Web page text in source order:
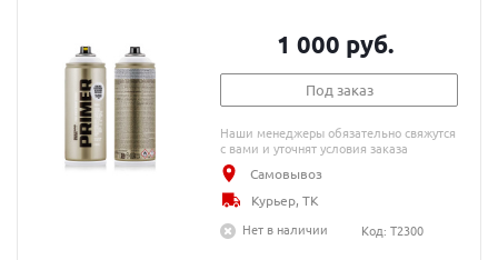
1 000 руб.
Под заказ
Наши менеджеры обязательно свяжутся
с вами и уточнят условия заказа
Самовывоз
Курьер, ТК
Нет в наличии
Код: T2300